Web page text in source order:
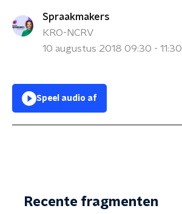
Spraakmakers
KRO-NCRV
10 augustus 2018 09:30 - 11:30
Speel audio af
Recente fragmenten